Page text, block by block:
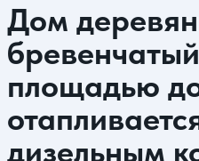
Дом
бревенчатый
площадью
дизельным